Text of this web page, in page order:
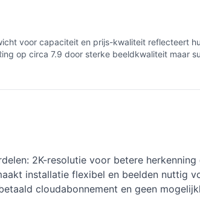
voor capaciteit en prijs-kwaliteit reflecteert
op circa 7.9 door sterke beeldkwaliteit maar
2K-resolutie voor betere
installatie flexibel en beelden
cloudabonnement en geen